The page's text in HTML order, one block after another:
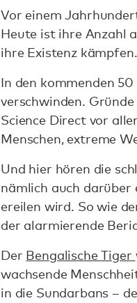
Vor einem
Heute ist ihre Anzahl
ihre Existenz kämpfen.
In den kommenden
verschwinden.
Science Direct vor
Menschen, extreme
Und hier hören die
nämlich auch darüber
ereilen wird. So wie
der alarmierende
Der Bengalische Tiger
wachsende
in die Sundarbans –